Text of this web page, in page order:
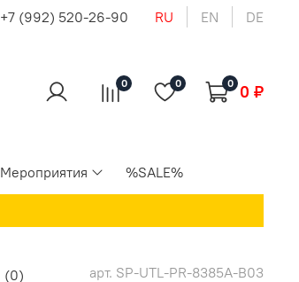
WhatsApp +7 (992) 520-26-90 RU EN DE
0 0 0 0 ₽
Мероприятия %SALE%
(0) арт. SP-UTL-PR-8385A-B03